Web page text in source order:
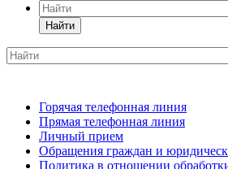
Найти
Горячая телефонная линия
Прямая телефонная линия
Личный прием
Обращения граждан и
Политика в отношении